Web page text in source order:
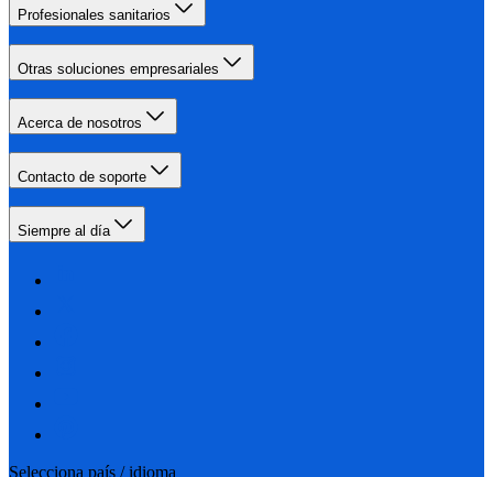
Profesionales sanitarios
Otras soluciones empresariales
Acerca de nosotros
Contacto de soporte
Siempre al día
Selecciona país / idioma